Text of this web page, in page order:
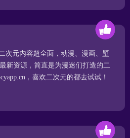
次元内容超全面，动漫、漫画、壁
新资源，简直是为漫迷们打造的二
，喜欢二次元的都去试试！